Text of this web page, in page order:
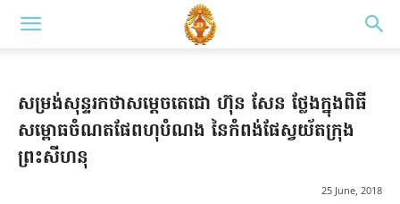
សម្រង់សុន្ទរក​ថា​​សម្ដេច​តេជោ ហ៊ុន សែន ថ្លែងក្នុងពិធី​
សម្ពោធចំណតផែពហុបំណង នៃកំពង់ផែស្វយ័តក្រុង
ព្រះសីហនុ
25 June, 2018